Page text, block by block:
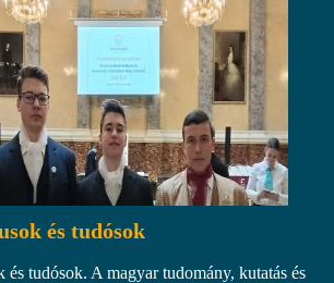
és tudósok
és tudósok. A magyar tudomány, kutatás és